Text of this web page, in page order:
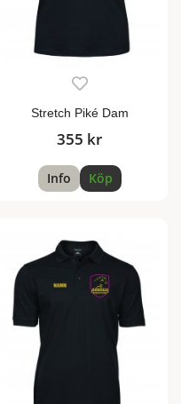
Stretch Piké Dam
355 kr
Info Köp